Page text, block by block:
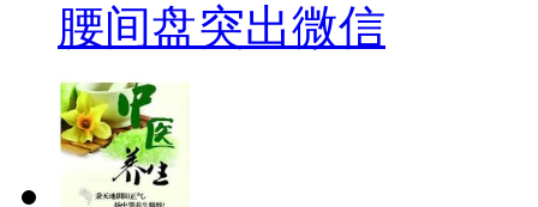
腰间盘突出微信